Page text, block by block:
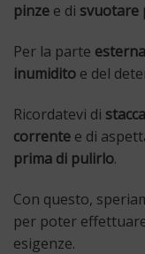
pinze e di svuotare
Per la parte esterna
inumidito e del
Ricordatevi di
corrente e di
prima di pulirlo.
Con questo,
per poter
esigenze.